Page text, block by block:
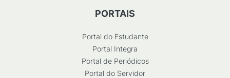
PORTAIS
Portal do Estudante
Portal Integra
Portal de Periódicos
Portal do Servidor